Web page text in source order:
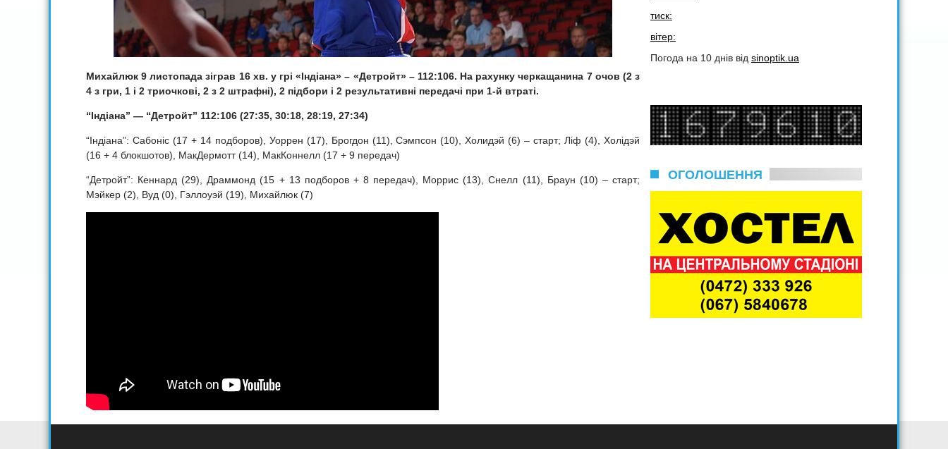
Михайлюк 9 листопада зіграв 16 хв. у грі «Індіана» – «Детройт» – 112:106. На рахунку черкащанина 7 очов (2 з
4 з гри, 1 і 2 триочкові, 2 з 2 штрафні), 2 підбори і 2 результативні передачі при 1-й втраті.
“Індіана” — “Детройт” 112:106 (27:35, 30:18, 28:19, 27:34)
“Індіана”: Сабоніс (17 + 14 подборов), Уоррен (17), Брогдон (11), Сэмпсон (10), Холидэй (6) – старт; Ліф (4), Холідэй
(16 + 4 блокшотов), МакДермотт (14), МакКоннелл (17 + 9 передач)
“Детройт”: Кеннард (29), Драммонд (15 + 13 подборов + 8 передач), Моррис (13), Снелл (11), Браун (10) – старт;
Мэйкер (2), Вуд (0), Гэллоуэй (19), Михайлюк (7)
тиск:
вітер:
Погода на 10 днів від sinoptik.ua
ОГОЛОШЕННЯ